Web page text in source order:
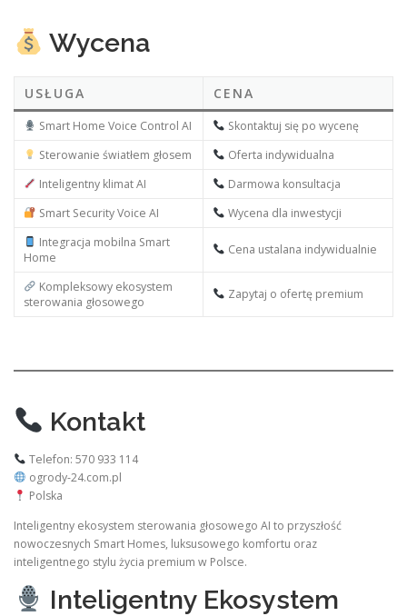
Wycena
USŁUGA CENA
Smart Home Voice Control AI
Skontaktuj się po wycenę
Sterowanie światłem głosem
Oferta indywidualna
Inteligentny klimat AI
Darmowa konsultacja
Smart Security Voice AI
Wycena dla inwestycji
Integracja mobilna Smart
Home
Cena ustalana indywidualnie
Kompleksowy ekosystem
sterowania głosowego
Zapytaj o ofertę premium
Kontakt
Telefon: 570 933 114
ogrody-24.com.pl
Polska
Inteligentny ekosystem sterowania głosowego AI to przyszłość
nowoczesnych Smart Homes, luksusowego komfortu oraz
inteligentnego stylu życia premium w Polsce.
Inteligentny Ekosystem